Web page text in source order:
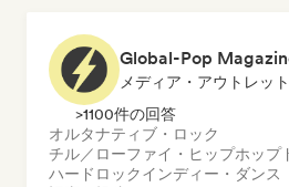
Global-Pop
メディア・アウトレッ
>1100件の回答
オルタナティブ・ロック
チル／ローファイ・ヒップホップ
ハードロックインディー・ダンス